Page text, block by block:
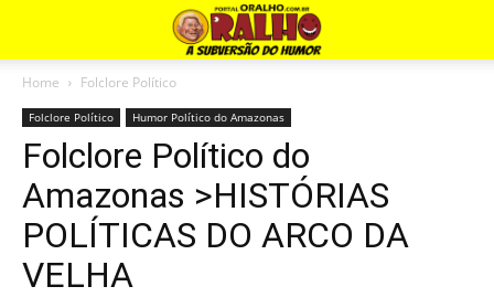
Home Folclore Político
Folclore Político Humor Político do Amazonas
Folclore Político do
Amazonas >HISTÓRIAS
POLÍTICAS DO ARCO DA
VELHA